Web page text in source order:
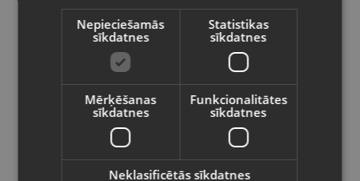
Zelta auskari
valodā
Valsts
Latviešu / Latvian
Nepieciešamās
sīkdatnes
Statistikas
sīkdatnes
Mērķēšanas
sīkdatnes
Funkcionalitātes
sīkdatnes
Neklasificētās sīkdatnes